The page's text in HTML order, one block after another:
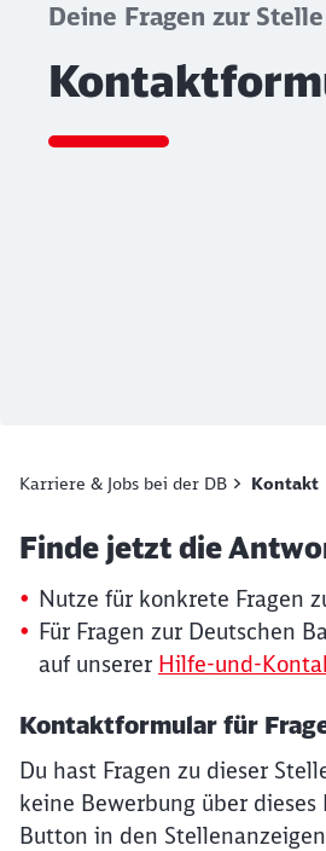
Deine Fragen zur Stelle
Karriere & Jobs bei der DB Kontakt
19. März 2026, 15:13 Uhr
Artikel:
Finde jetzt die
Nutze für konkrete Fragen
Für Fragen zur Deutschen
auf unserer Hilfe-und-
Kontaktformular für
Du hast Fragen zu dieser
keine Bewerbung über
Button in den